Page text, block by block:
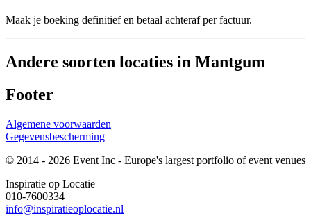
Maak je boeking definitief en betaal achteraf per factuur.
Andere soorten locaties in Mantgum
Footer
Algemene voorwaarden
Gegevensbescherming
© 2014 - 2026 Event Inc - Europe's largest portfolio of event venues
Inspiratie op Locatie
010-7600334
info@inspiratieoplocatie.nl